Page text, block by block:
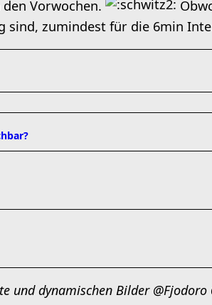
Vorwochen.
sind, zumindest für die 6min
und dynamischen Bilder @Fjodoro